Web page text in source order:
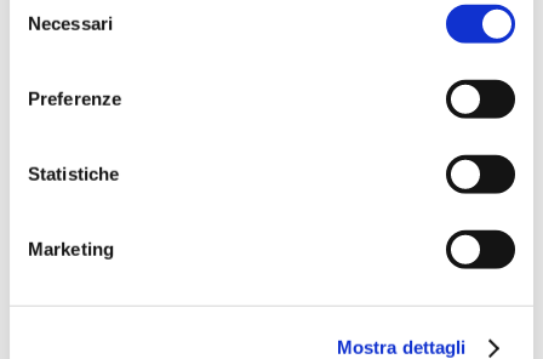
delNecessari
Preferenze
Statistiche
Marketing
Mostra dettagli
Dicembre 2022
Novembre 2021